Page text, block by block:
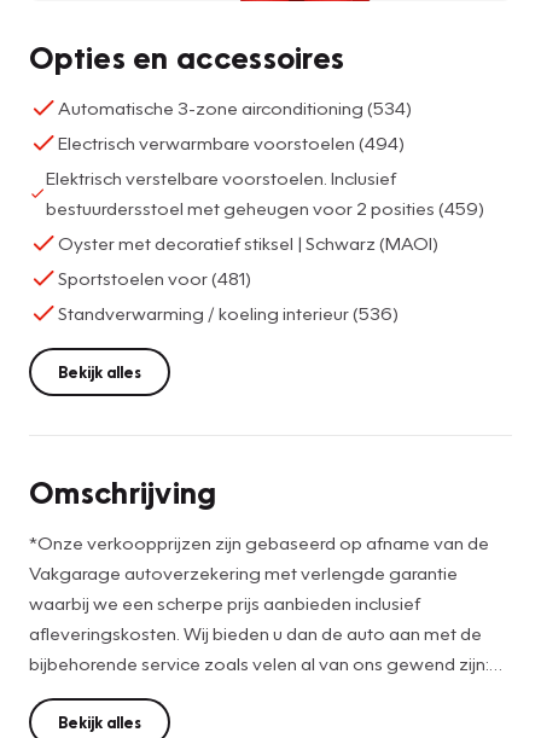
Opties en accessoires
Automatische 3-zone airconditioning (534)
Electrisch verwarmbare voorstoelen (494)
Elektrisch verstelbare voorstoelen. Inclusief
bestuurdersstoel met geheugen voor 2 posities (459)
Oyster met decoratief stiksel | Schwarz (MAOI)
Sportstoelen voor (481)
Standverwarming / koeling interieur (536)
Bekijk alles
Omschrijving
*Onze verkoopprijzen zijn gebaseerd op afname van de
Vakgarage autoverzekering met verlengde garantie
waarbij we een scherpe prijs aanbieden inclusief
afleveringskosten. Wij bieden u dan de auto aan met de
bijbehorende service zoals velen al van ons gewend zijn:
Afleverbeurt, APK, Poetsen in-/exterieur, €. 25,- brandstof
en minimaal 12 maanden garantie.
Bekijk alles